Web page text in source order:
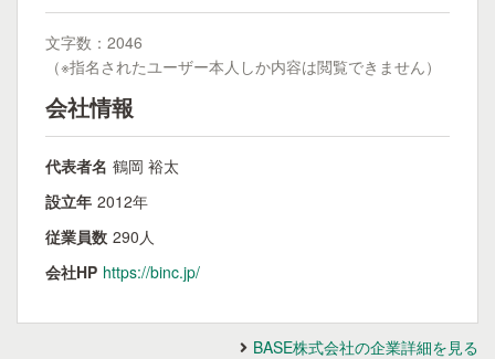
文字数：2046
（※指名されたユーザー本人しか内容は閲覧できません）
会社情報
代表者名 鶴岡 裕太
設立年 2012年
従業員数 290人
会社HP https://binc.jp/
BASE株式会社の企業詳細を見る